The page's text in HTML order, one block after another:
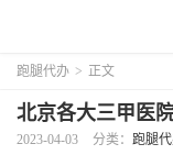
跑腿代办 > 正文
北京各大三甲医
2023-04-03 分类： 跑腿